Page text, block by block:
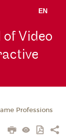
EN
Video
Professions